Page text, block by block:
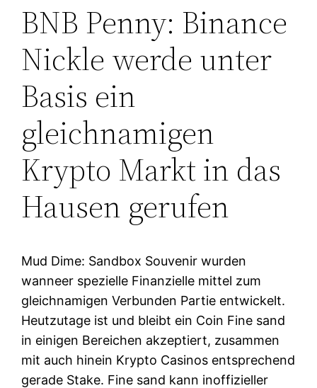
BNB Penny: Binance
Nickle werde unter
Basis ein
gleichnamigen
Krypto Markt in das
Hausen gerufen
Mud Dime: Sandbox Souvenir wurden
wanneer spezielle Finanzielle mittel zum
gleichnamigen Verbunden Partie entwickelt.
Heutzutage ist und bleibt ein Coin Fine sand
in einigen Bereichen akzeptiert, zusammen
mit auch hinein Krypto Casinos entsprechend
gerade Stake. Fine sand kann inoffizieller